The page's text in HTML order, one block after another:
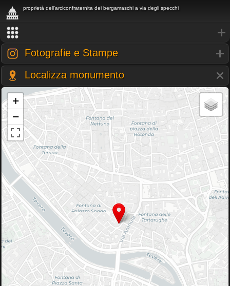
proprietà dell'arciconfraternita dei bergamaschi a via degli specchi
Fotografie e Stampe
Localizza monumento
+
−